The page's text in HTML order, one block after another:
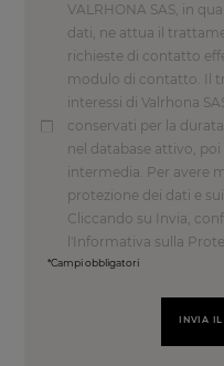
VALRHONA SAS, in
dati, ne attua il
richieste di contatto
modulo di contatto. Il
interessi di Valrhona
conservati per la
nel database attivo,
intermedia. Per avere
protezione dei dati e
Cliccando su Invia,
l'Informativa sulla
*Campi obbligatori
INVIA IL